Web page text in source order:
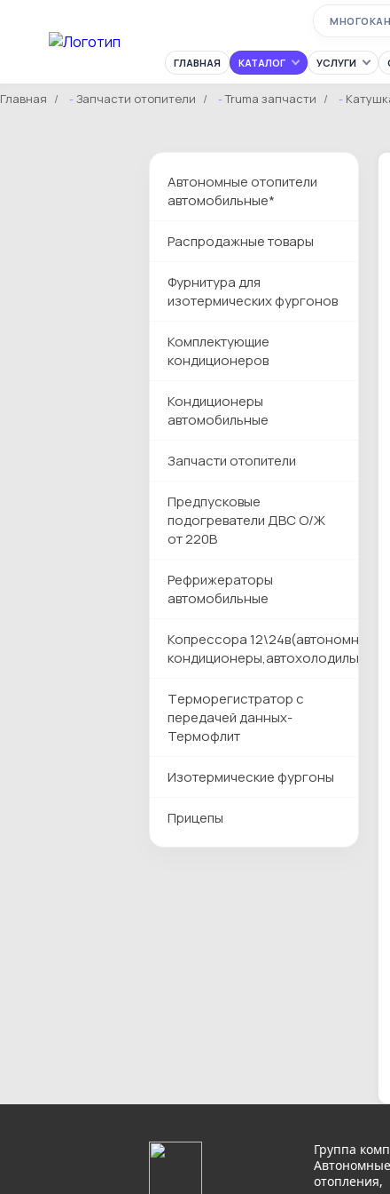
ГЛАВНАЯ КАТАЛОГ УСЛУГИ
Главная Запчасти отопители Truma запчасти
Автономные отопители
автомобильные*
Распродажные товары
Фурнитура для
изотермических фургонов
Комплектующие
кондиционеров
Кондиционеры
автомобильные
Запчасти отопители
Предпусковые
подогреватели ДВС О/Ж
от 220В
Рефрижераторы
автомобильные
Копрессора 12\24в(автономные
кондиционеры,автохолодильники)
Tерморегистратор с
передачей данных-
Термофлит
Изотермические фургоны
Прицепы
Группа
отопления,